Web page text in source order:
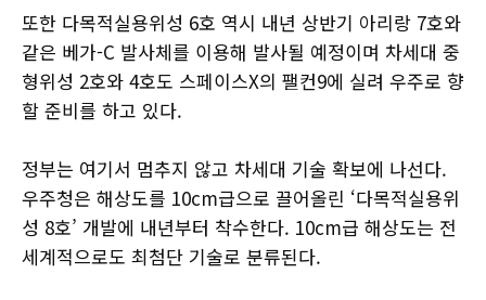
또한 다목적실용위성 6호 역시 내년 상반기 아리랑 7호와
같은 베가-C 발사체를 이용해 발사될 예정이며 차세대 중
형위성 2호와 4호도 스페이스X의 팰컨9에 실려 우주로 향
할 준비를 하고 있다.
정부는 여기서 멈추지 않고 차세대 기술 확보에 나선다.
우주청은 해상도를 10cm급으로 끌어올린 ‘다목적실용위
성 8호’ 개발에 내년부터 착수한다. 10cm급 해상도는 전
세계적으로도 최첨단 기술로 분류된다.